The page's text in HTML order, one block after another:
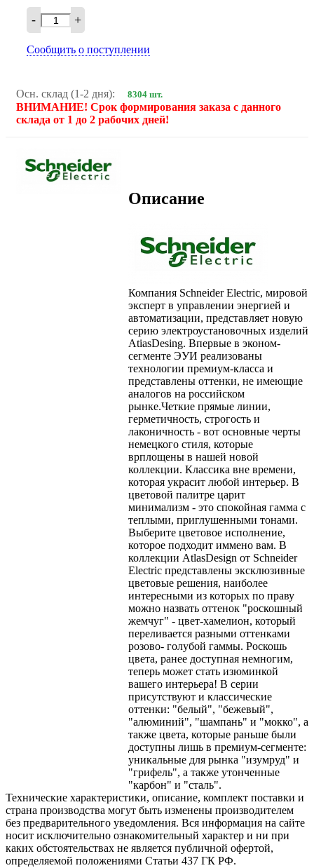
- +
Сообщить о поступлении
Осн. склад (1-2 дня): 8304 шт.
ВНИМАНИЕ! Срок формирования заказа с данного
склада от 1 до 2 рабочих дней!
Описание
Компания Schneider Electric, мировой
эксперт в управлении энергией и
автоматизации, представляет новую
серию электроустановочных изделий
AtiasDesing. Впервые в эконом-
сегменте ЭУИ реализованы
технологии премиум-класса и
представлены оттенки, не имеющие
аналогов на российском
рынке.Четкие прямые линии,
герметичность, строгость и
лаконичность - вот основные черты
немецкого стиля, которые
врплощены в нашей новой
коллекции. Классика вне времени,
которая украсит любой интерьер. В
цветовой палитре царит
минимализм - это спокойная гамма с
теплыми, приглушенными тонами.
Выберите цветовое исполнение,
которое подходит иммено вам. В
коллекции AtlasDesign от Schneider
Electric представлены эксклюзивные
цветовые решения, наиболее
интересными из которых по праву
можно назвать оттенок "роскошный
жемчуг" - цвет-хамелион, который
переливается разными оттенками
розово- голубой гаммы. Роскошь
цвета, ранее доступная немногим,
теперь может стать изюминкой
вашего интерьера! В серии
присутствуют и классические
оттенки: "белый", "бежевый",
"алюминий", "шампань" и "мокко", а
также цвета, которые раньше были
доступны лишь в премиум-сегменте:
уникальные для рынка "изумруд" и
"грифель", а также утонченные
"карбон" и "сталь".
Технические характеристики, описание, комплект поставки и
страна производства могут быть изменены производителем
без предварительного уведомления. Вся информация на сайте
носит исключительно ознакомительный характер и ни при
каких обстоятельствах не является публичной офертой,
определяемой положениями Статьи 437 ГК РФ.